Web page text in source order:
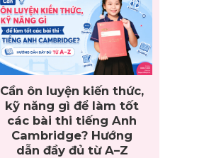
Cần ôn luyện kiến thức,
kỹ năng gì để làm tốt
các bài thi tiếng Anh
Cambridge? Hướng
dẫn đầy đủ từ A–Z